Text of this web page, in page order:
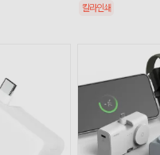
칼라인쇄